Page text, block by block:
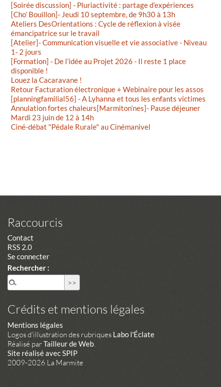
[Soirée discussion] - Pluriactivité : partage d’expériences
[Cho’ Bouillon]- Jeudi 10 septembre, de 9h30 à 13h
Ateliers DesOrientations : Cycle de réflexion à visée
émancipatrice sur le travail
[Atelier]- Communication visuelle et vie associative - Niveau
1- 2 jours
[Formation] - De l’idée au Projet 2026 - Il reste 1 place
disponible !
Louez la Cacaravane !
Retour Facturation électronique + Webinaire pour les assos
[planningfamilial56] - A Lyhanna et tous les enfants victimes
Annulation fortes chaleurs[Marmiton’nes]- Pause déjeuner
Mardi 23 juin de 12 à 14h
Ciné-débat "Pédale Rurale" au Cinémanivel
Raccourcis
Contact
RSS 2.0
Se connecter
Rechercher :
Crédits et mentions légales
Mentions légales
Logos d'illustration des rubriques Labo l'Éclate
Réalisé parTailleur de Web
Site réalisé avec SPIP
2009-2026 La Marmite